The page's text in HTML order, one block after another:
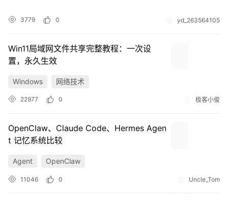
3779 0 yd_263564105
Win11局域网文件共享完整教程：一次设
置，永久生效
Windows 网络技术
22977 0 极客小俊
OpenClaw、Claude Code、Hermes Agen
t 记忆系统比较
Agent OpenClaw
11046 0 Uncle_Tom